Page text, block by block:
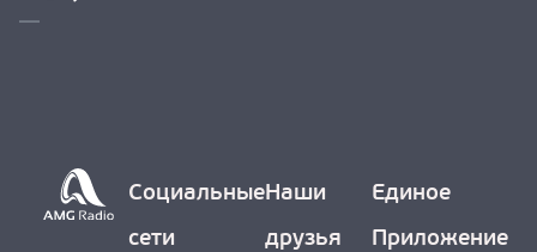
Социальные
сети
Наши
друзья
Единое
Приложение